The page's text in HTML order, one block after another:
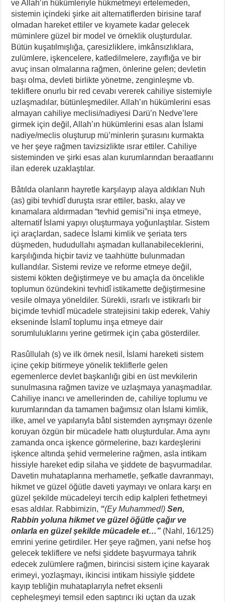
ve Allah’ın hükümleriyle hükmetmeyi ertelemeden,
sistemin içindeki şirke ait alternatiflerden birisine taraf
olmadan hareket ettiler ve kıyamete kadar gelecek
müminlere güzel bir model ve örneklik oluşturdular.
Bütün kuşatılmışlığa, çaresizliklere, imkânsızlıklara,
zulümlere, işkencelere, katledilmelere, zayıflığa ve bir
avuç insan olmalarına rağmen, önlerine gelen; devletin
başı olma, devleti birlikte yönetme, zenginleşme vb.
tekliflere onurlu bir red cevabı vererek cahiliye sistemiyle
uzlaşmadılar, bütünleşmediler. Allah’ın hükümlerini esas
almayan cahiliye meclisi/nadiyesi Darü’n Nedve’lere
girmek için değil, Allah’ın hükümlerini esas alan İslami
nadiye/meclis oluşturup mü’minlerin şurasını kurmakta
ve her şeye rağmen tavizsizlikte ısrar ettiler. Cahiliye
sisteminden ve şirki esas alan kurumlarından beraatlarını
ilan ederek uzaklaştılar.
Bâtılda olanların hayretle karşılayıp alaya aldıkları Nuh
(as) gibi tevhidî duruşta ısrar ettiler, baskı, alay ve
kınamalara aldırmadan “tevhid gemisi”ni inşa etmeye,
alternatif İslami yapıyı oluşturmaya yoğunlaştılar. Sistem
içi araçlardan, sadece İslami kimlik ve şeriata ters
düşmeden, hududullahı aşmadan kullanabileceklerini,
karşılığında hiçbir taviz ve taahhütte bulunmadan
kullandılar. Sistemi revize ve reforme etmeye değil,
sistemi kökten değiştirmeye ve bu amaçla da öncelikle
toplumun özündekini tevhidî istikamette değiştirmesine
vesile olmaya yöneldiler. Sürekli, ısrarlı ve istikrarlı bir
biçimde tevhidî mücadele stratejisini takip ederek, Vahiy
ekseninde İslamî toplumu inşa etmeye dair
sorumluluklarını yerine getirmek için çaba gösterdiler.
Rasûllulah (s) ve ilk örnek nesil, İslami hareketi sistem
içine çekip bitirmeye yönelik tekliflerle gelen
egemenlerce devlet başkanlığı gibi en üst mevkilerin
sunulmasına rağmen tavize ve uzlaşmaya yanaşmadılar.
Cahiliye inancı ve amellerinden de, cahiliye toplumu ve
kurumlarından da tamamen bağımsız olan İslami kimlik,
ilke, amel ve yapılarıyla bâtıl sistemden ayrışmayı özenle
koruyan özgün bir mücadele hattı oluşturdular. Ama aynı
zamanda onca işkence görmelerine, bazı kardeşlerini
işkence altında şehid vermelerine rağmen, asla intikam
hissiyle hareket edip silaha ve şiddete de başvurmadılar.
Davetin muhataplarına merhametle, şefkatle davranmayı,
hikmet ve güzel öğütle daveti yaymayı ve onlara karşı en
güzel şekilde mücadeleyi tercih edip kalpleri fethetmeyi
esas aldılar. Rabbimizin, “(Ey Muhammed!) Sen,
Rabbin yoluna hikmet ve güzel öğütle çağır ve
onlarla en güzel şekilde mücadele et…” (Nahl, 16/125)
emrini yerine getirdiler. Her şeye rağmen, yani nefse hoş
gelecek tekliflere ve nefsi şiddete başvurmaya tahrik
edecek zulümlere rağmen, birincisi sistem içine kayarak
erimeyi, yozlaşmayı, ikincisi intikam hissiyle şiddete
kayıp tebliğin muhataplarıyla nefret eksenli
cepheleşmeyi temsil eden saptırıcı iki uçtan da uzak